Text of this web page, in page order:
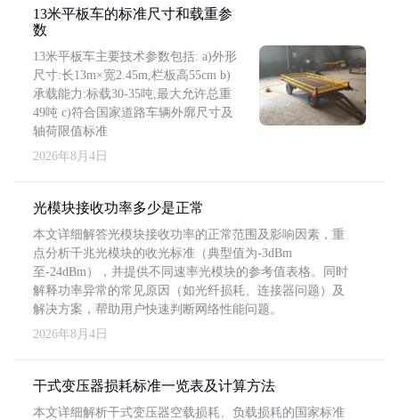
13米平板车的标准尺寸和载重参
数
13米平板车主要技术参数包括: a)外形
尺寸:长13m×宽2.45m,栏板高55cm b)
承载能力:标载30-35吨,最大允许总重
49吨 c)符合国家道路车辆外廓尺寸及
轴荷限值标准
2026年8月4日
光模块接收功率多少是正常
本文详细解答光模块接收功率的正常范围及影响因素，重
点分析千兆光模块的收光标准（典型值为-3dBm
至-24dBm），并提供不同速率光模块的参考值表格。同时
解释功率异常的常见原因（如光纤损耗、连接器问题）及
解决方案，帮助用户快速判断网络性能问题。
2026年8月4日
干式变压器损耗标准一览表及计算方法
本文详细解析干式变压器空载损耗、负载损耗的国家标准